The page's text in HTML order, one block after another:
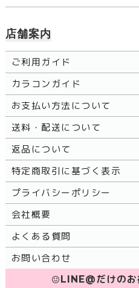
店舗案内
ご利用ガイド
カラコンガイド
お支払い方法について
送料・配送について
返品について
特定商取引に基づく表示
プライバシーポリシー
会社概要
よくある質問
お問い合わせ
LINE@だけのお